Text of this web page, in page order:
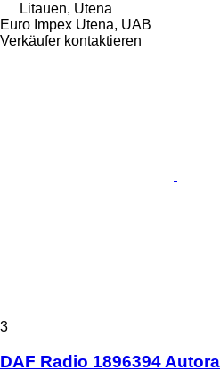
Litauen, Utena
Euro Impex Utena, UAB
Verkäufer kontaktieren
3
DAF Radio 1896394